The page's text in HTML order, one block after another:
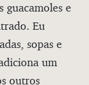
guacamoles e
Eu
sopas e
um
outros